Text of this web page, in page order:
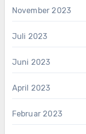
November 2023
Juli 2023
Juni 2023
April 2023
Februar 2023